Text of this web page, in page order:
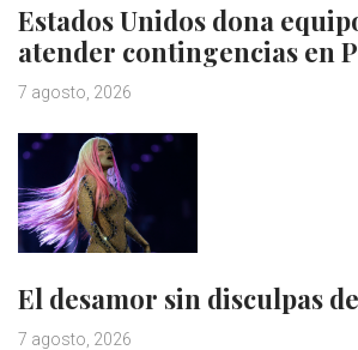
Estados Unidos dona
atender contingencias en
7 agosto, 2026
El desamor sin disculpas
7 agosto, 2026